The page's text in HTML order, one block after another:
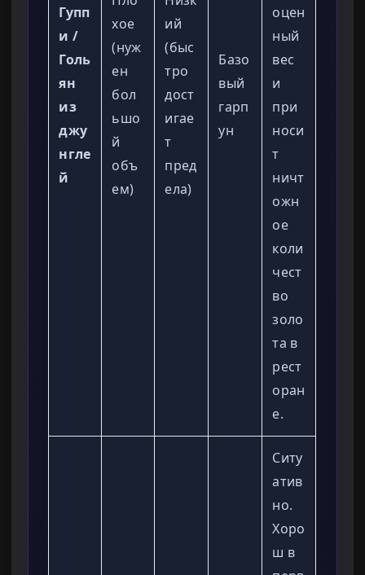
Гупп
и /
Голь
ян
из
джу
нгле
й
хое
(нуж
ен
бол
ьшо
й
объ
ем)
ий
(быс
тро
дост
игае
т
пред
ела)
Базо
вый
гарп
ун
оцен
ный
вес
и
при
носи
т
ничт
ожн
ое
коли
чест
во
золо
та в
рест
оран
е.
Ситу
атив
но.
Хоро
ш в